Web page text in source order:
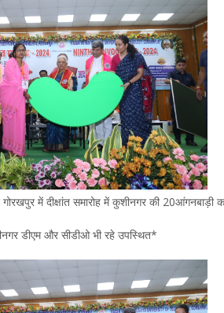
में दीक्षांत समारोह में कुशीनगर की 20आंगनबाड़ी
डीएम और सीडीओ भी रहे उपस्थित*